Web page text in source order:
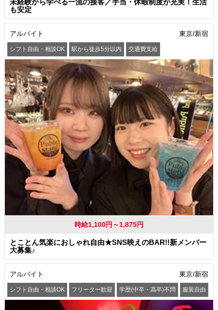
も安定
アルバイト 東京/新宿
シフト自由・相談OK 駅から徒歩5分以内 交通費支給
時給1,100円～1,875円
とことん気楽におしゃれ自由★SNS映えのBAR!!新メンバー
大募集♪
アルバイト 東京/新宿
シフト自由・相談OK フリーター歓迎 学歴(中卒・高卒)不問 服装自由